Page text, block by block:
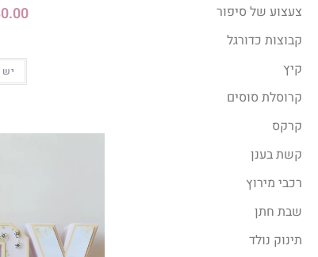
צעצוע של סיפור
קבוצות כדורגל
קיץ
קרוסלת סוסים
קרקס
קשת בענן
רכבי מירוץ
שבת חתן
תינוק נולד